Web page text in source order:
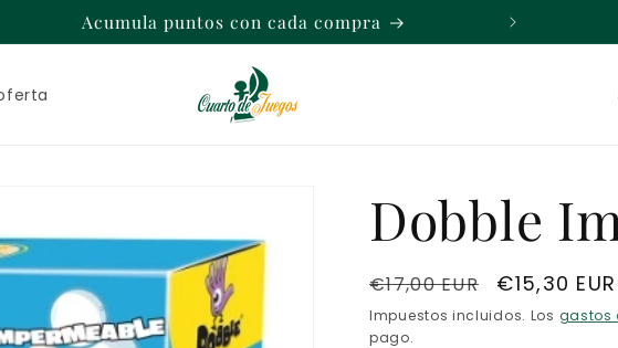
Acumula puntos con cada compra
s
/
r
Dobble
Precio
habitual
€17,00 EUR
Precio
de
€15,30 EUR
Impuestos incluidos. Los gastos
pago.